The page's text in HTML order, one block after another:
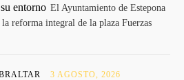
entorno El Ayuntamiento de Estepona
reforma integral de la plaza Fuerzas
3 AGOSTO, 2026